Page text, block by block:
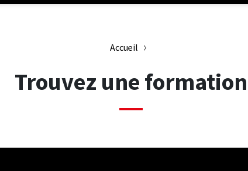
Accueil
Trouvez une formation